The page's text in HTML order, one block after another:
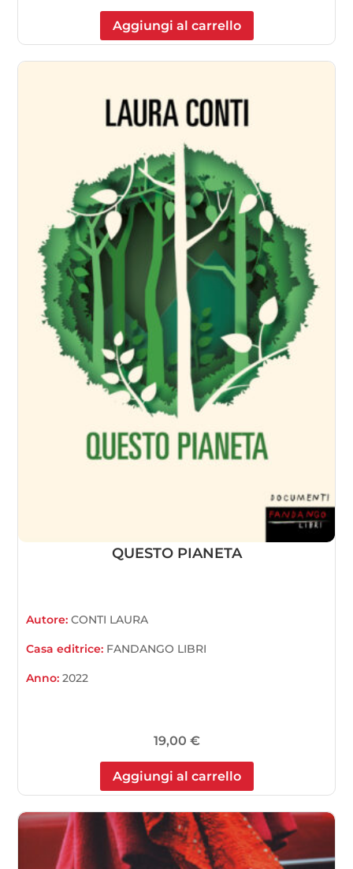
Aggiungi al carrello
QUESTO PIANETA
Autore:CONTI LAURA
Casa editrice: FANDANGO LIBRI
Anno:2022
19,00 €
Aggiungi al carrello